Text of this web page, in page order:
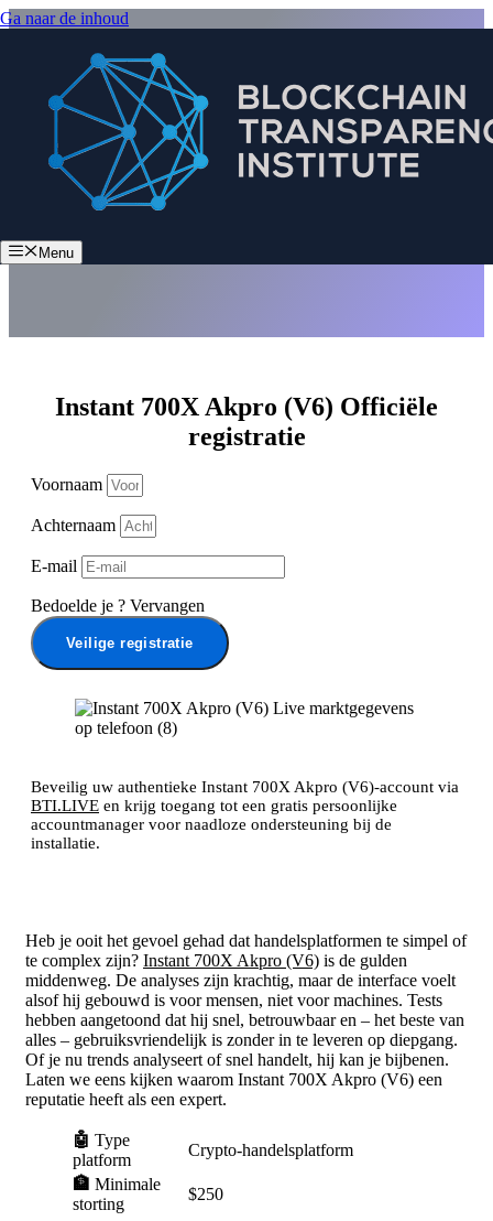
Ga naar de inhoud
Menu
Instant 700X Akpro (V6) Officiële
registratie
Beveilig uw authentieke Instant 700X Akpro (V6)-account via
BTI.LIVE en krijg toegang tot een gratis persoonlijke
accountmanager voor naadloze ondersteuning bij de
installatie.
Voornaam
Achternaam
E-mail
Bedoelde je ? Vervangen
Veilige registratie
Heb je ooit het gevoel gehad dat handelsplatformen te simpel of
te complex zijn? Instant 700X Akpro (V6) is de gulden
middenweg. De analyses zijn krachtig, maar de interface voelt
alsof hij gebouwd is voor mensen, niet voor machines. Tests
hebben aangetoond dat hij snel, betrouwbaar en – het beste van
alles – gebruiksvriendelijk is zonder in te leveren op diepgang.
Of je nu trends analyseert of snel handelt, hij kan je bijbenen.
Laten we eens kijken waarom Instant 700X Akpro (V6) een
reputatie heeft als een expert.
🤖 Type
platform
Crypto-handelsplatform
🏦 Minimale
storting
$250